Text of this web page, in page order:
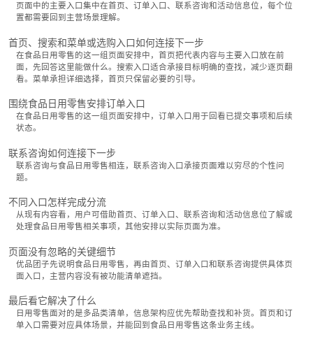
页面中的主要入口集中在首页、订单入口、联系咨询和活动信息位，每个位
置都需要回到主营场景理解。
首页、搜索和菜单或选购入口如何连接下一步
在食品日用零售的这一组页面安排中，首页把代表内容与主要入口放在前
面，先回答这里能做什么。搜索入口适合承接目标明确的查找，减少逐页翻
看。菜单承担详细选择，首页只保留必要的引导。
围绕食品日用零售安排订单入口
在食品日用零售的这一组页面安排中，订单入口用于回看已提交事项和后续
状态。
联系咨询如何连接下一步
联系咨询与食品日用零售相连，联系咨询入口承接页面难以穷尽的个性问
题。
不同入口怎样完成分流
从现有内容看，用户可借助首页、订单入口、联系咨询和活动信息位了解或
处理食品日用零售相关事项，其他安排以实际页面为准。
页面没有忽略的关键细节
优品团子先说明食品日用零售，再由首页、订单入口和联系咨询提供具体页
面入口，主营内容没有被功能清单遮挡。
最后看它解决了什么
日用零售面对的是多品类清单，信息架构应优先帮助查找和补货。首页和订
单入口需要对应具体场景，并能回到食品日用零售这条业务主线。